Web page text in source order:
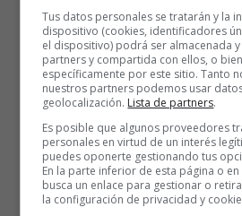
Dónde Ver las
Nominadas
Si aún no has visto algunas de las
aquí te dejamos una guía para que
Emilia Pérez: Actualmente en
streaming a partir del 28 de
Tus datos personales se tratarán y la
dispositivo (cookies, identificadores
el dispositivo) podrá ser almacenada
partners y compartida con ellos, o
específicamente por este sitio. Tanto
nuestros partners podemos usar
geolocalización. Lista de partners.
Es posible que algunos proveedores
personales en virtud de un interés
puedes oponerte gestionando tus
En la parte inferior de esta página o
busca un enlace para gestionar o
la configuración de privacidad y